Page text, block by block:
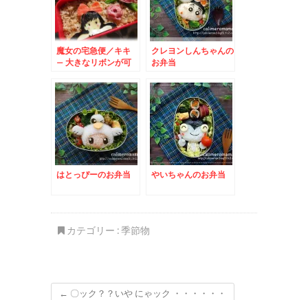
魔女の宅急便／キキ
– 大きなリボンが可
クレヨンしんちゃんの
お弁当
はとっぴーのお弁当 やいちゃんのお弁当
カテゴリー :季節物
← 〇ック？？いや にゃック ・・・・・・